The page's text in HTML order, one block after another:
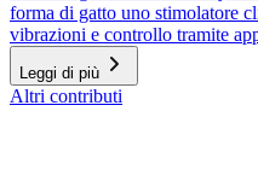
forma di gatto uno stimolatore
vibrazioni e controllo tramite
Leggi di più
Altri contributi